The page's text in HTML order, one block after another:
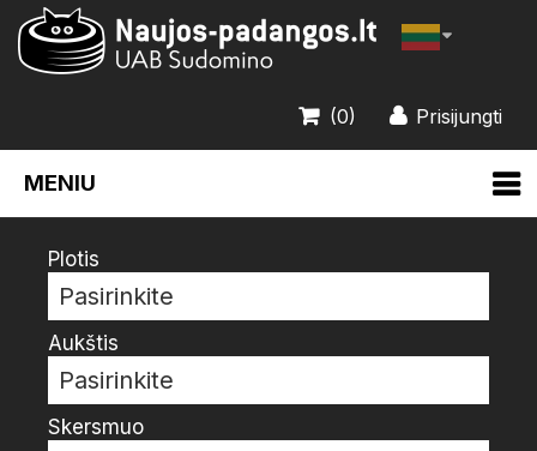
Prisijungti
(0)
MENIU
Plotis
Pasirinkite
Aukštis
Pasirinkite
Skersmuo